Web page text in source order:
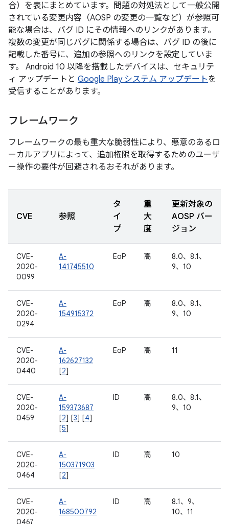
合）を表にまとめています。問題の対処法として一般公開
されている変更内容（AOSP の変更の一覧など）が参照可
能な場合は、バグ ID にその情報へのリンクがあります。
複数の変更が同じバグに関係する場合は、バグ ID の後に
記載した番号に、追加の参照へのリンクを設定していま
す。 Android 10 以降を搭載したデバイスは、セキュリテ
ィ アップデートと Google Play システム アップデートを
受信することがあります。
フレームワーク
フレームワークの最も重大な脆弱性により、悪意のあるロ
ーカルアプリによって、追加権限を取得するためのユーザ
ー操作の要件が回避されるおそれがあります。
CVE 参照
タ
イ
プ
重
大
度
更新対象の
AOSP バー
ジョン
CVE-
2020-
0099
A-
141745510
EoP 高
8.0、8.1、
9、10
CVE-
2020-
0294
A-
154915372
EoP 高
8.0、8.1、
9、10
CVE-
2020-
0440
A-
162627132
[2]
EoP 高 11
CVE-
2020-
0459
A-
159373687
[2] [3] [4]
[5]
ID 高
8.0、8.1、
9、10
CVE-
2020-
0464
A-
150371903
[2]
ID 高 10
CVE-
2020-
0467
A-
168500792
ID 高
8.1、9、
10、11